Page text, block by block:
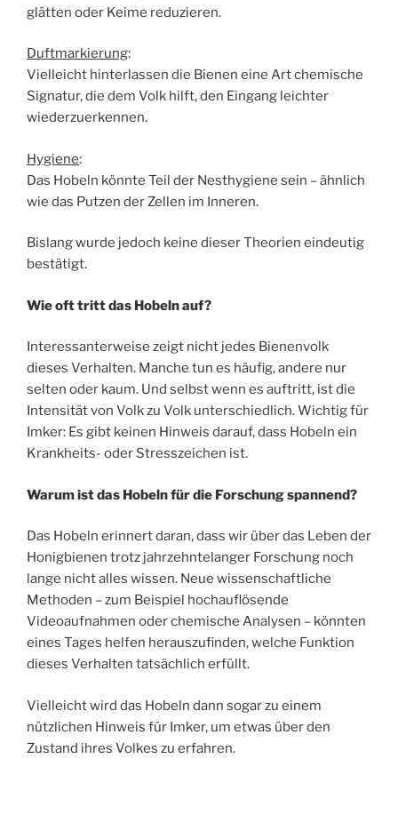
glätten oder Keime reduzieren.
Duftmarkierung:
Vielleicht hinterlassen die Bienen eine Art chemische
Signatur, die dem Volk hilft, den Eingang leichter
wiederzuerkennen.
Hygiene:
Das Hobeln könnte Teil der Nesthygiene sein – ähnlich
wie das Putzen der Zellen im Inneren.
Bislang wurde jedoch keine dieser Theorien eindeutig
bestätigt.
Wie oft tritt das Hobeln auf?
Interessanterweise zeigt nicht jedes Bienenvolk
dieses Verhalten. Manche tun es häufig, andere nur
selten oder kaum. Und selbst wenn es auftritt, ist die
Intensität von Volk zu Volk unterschiedlich. Wichtig für
Imker: Es gibt keinen Hinweis darauf, dass Hobeln ein
Krankheits- oder Stresszeichen ist.
Warum ist das Hobeln für die Forschung spannend?
Das Hobeln erinnert daran, dass wir über das Leben der
Honigbienen trotz jahrzehntelanger Forschung noch
lange nicht alles wissen. Neue wissenschaftliche
Methoden – zum Beispiel hochauflösende
Videoaufnahmen oder chemische Analysen – könnten
eines Tages helfen herauszufinden, welche Funktion
dieses Verhalten tatsächlich erfüllt.
Vielleicht wird das Hobeln dann sogar zu einem
nützlichen Hinweis für Imker, um etwas über den
Zustand ihres Volkes zu erfahren.